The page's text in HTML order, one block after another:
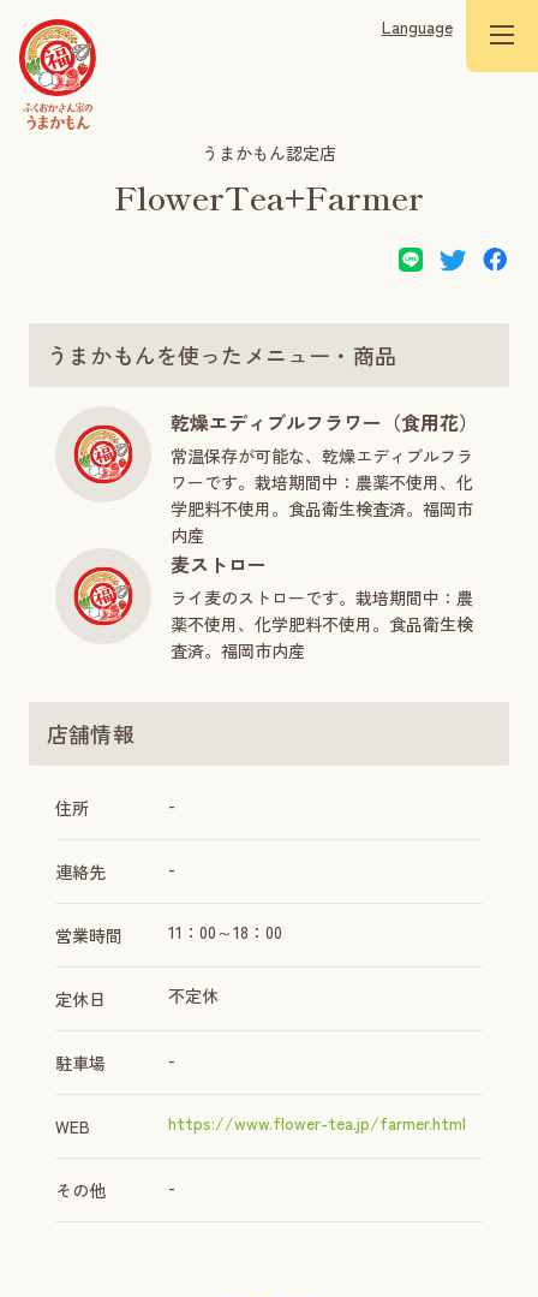
Language
うまかもん認定店
FlowerTea+Farmer
うまかもんを使ったメニュー・商品
乾燥エディブルフラワー（食用花）
常温保存が可能な、乾燥エディブルフラ
ワーです。栽培期間中：農薬不使用、化
学肥料不使用。食品衛生検査済。福岡市
内産
麦ストロー
ライ麦のストローです。栽培期間中：農
薬不使用、化学肥料不使用。食品衛生検
査済。福岡市内産
店舗情報
住所 -
連絡先 -
営業時間 11：00～18：00
定休日 不定休
駐車場 -
WEB https://www.flower-tea.jp/farmer.html
その他 -